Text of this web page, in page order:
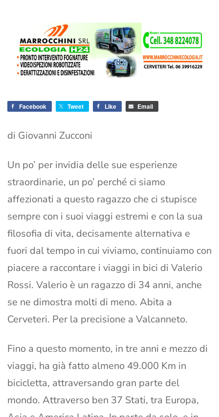
Facebook Tweet Like Email
di Giovanni Zucconi
Un po’ per invidia delle sue esperienze
straordinarie, un po’ perché ci siamo
affezionati a questo ragazzo che ci stupisce
sempre con i suoi viaggi estremi e con la sua
filosofia di vita, decisamente alternativa e
fuori dal tempo in cui viviamo, continuiamo con
piacere a raccontare i viaggi in bici di Valerio
Rossi. Valerio è un ragazzo di 34 anni, anche
se ne dimostra molti di meno. Abita a
Cerveteri. Per la precisione a Valcanneto.
Fino a questo momento, in tre anni e mezzo di
viaggi, ha già fatto almeno 49.000 Km in
bicicletta, attraversando gran parte del
mondo. Attraverso ben 37 Stati, tra Europa,